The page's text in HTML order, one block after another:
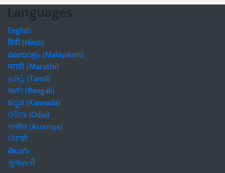
Languages
English
हिंदी (Hindi)
മലയാളം (Malayalam)
मराठी (Marathi)
தமிழ் (Tamil)
বাঙালি (Bengali)
ಕನ್ನಡ (Kannada)
ଓଡିଆ (Odia)
অসমীয়া (Asomiya)
ਪੰਜਾਬੀ
తెలుగు
ગુજરાતી